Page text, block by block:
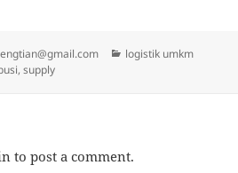
Categories
logistik umkm
,supply
to post a comment.